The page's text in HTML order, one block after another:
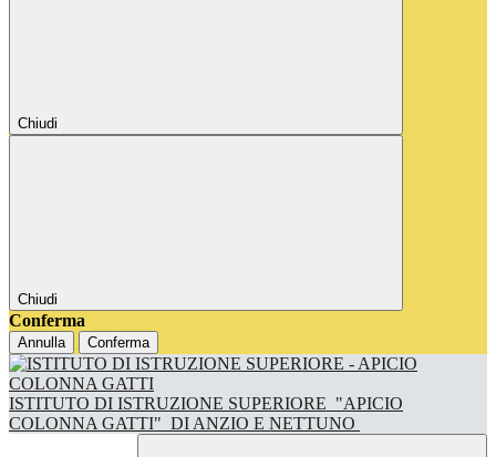
Chiudi
Chiudi
Conferma
Annulla Conferma
ISTITUTO DI ISTRUZIONE SUPERIORE "APICIO
COLONNA GATTI" DI ANZIO E NETTUNO